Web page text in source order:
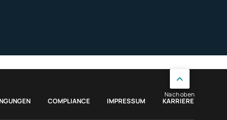
COMPLIANCE IMPRESSUM KARRIERE
Nach oben